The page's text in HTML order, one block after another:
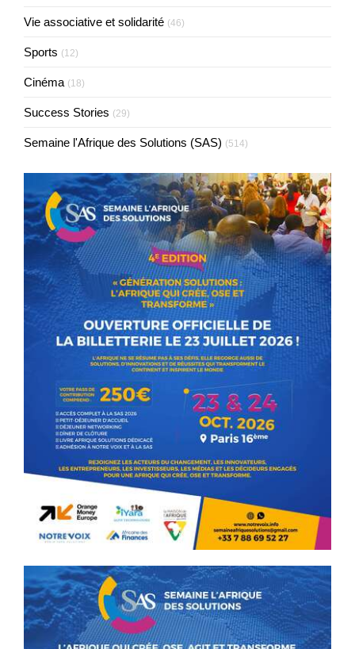
Vie associative et solidarité (46)
Sports (12)
Cinéma (18)
Success Stories (29)
Semaine l'Afrique des Solutions (SAS) (514)